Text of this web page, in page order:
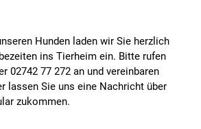
Hunden laden wir Sie herzlich
ins Tierheim ein. Bitte rufen
02742 77 272 an und vereinbaren
lassen Sie uns eine Nachricht über
zukommen.